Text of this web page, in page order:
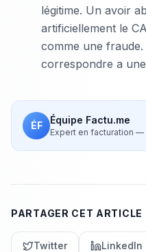
légitime. Un avoir
artificiellement le
comme une
correspondre a
ÉF Équipe Factu.me
Expert en facturation —
PARTAGER CET ARTICLE
Twitter LinkedIn